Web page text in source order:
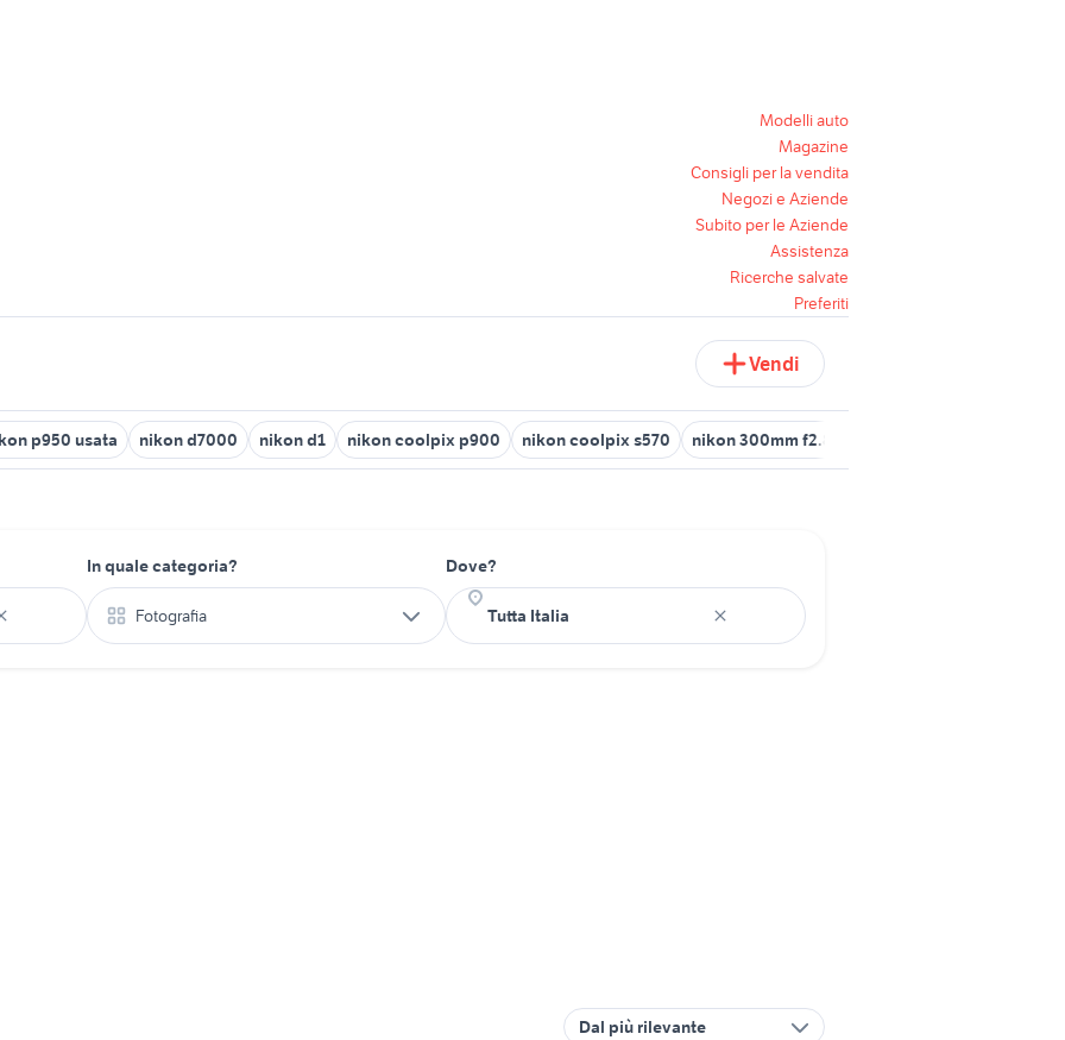
Modelli auto
Magazine
Consigli per la vendita
Negozi e Aziende
Subito per le Aziende
Assistenza
Ricerche salvate
Preferiti
Vendi
p950 usata nikon d7000 nikon d1 nikon coolpix p900 nikon coolpix s570 nikon 300mm f2.8
In quale categoria?
Fotografia
Dove?
Dal più rilevante